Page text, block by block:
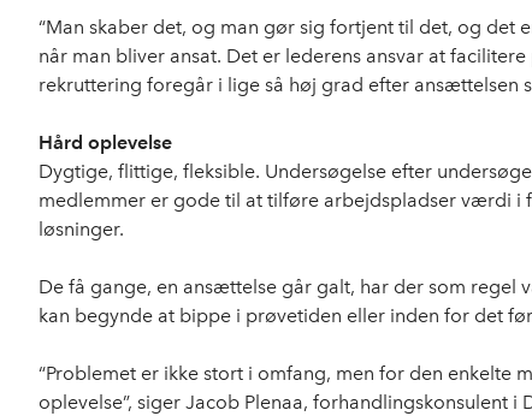
“Man skaber det, og man gør sig fortjent til det, og det
når man bliver ansat. Det er lederens ansvar at facilitere
rekruttering foregår i lige så høj grad efter ansættelsen
Hård oplevelse
Dygtige, flittige, fleksible. Undersøgelse efter
medlemmer er gode til at tilføre arbejdspladser værdi i
løsninger.
De få gange, en ansættelse går galt, har der som regel
kan begynde at bippe i prøvetiden eller inden for det
“Problemet er ikke stort i omfang, men for den enkelte
oplevelse”, siger Jacob Plenaa, forhandlingskonsulent i